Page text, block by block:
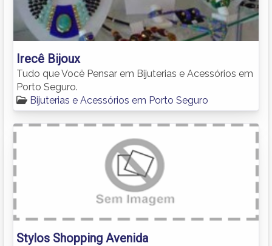
Irecê Bijoux
Tudo que Você Pensar em Bijuterias e Acessórios em
Porto Seguro.
Bijuterias e Acessórios em Porto Seguro
Stylos Shopping Avenida